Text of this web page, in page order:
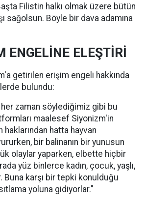
Filistin halkı olmak üzere bütün
sağolsun. Böyle bir dava adamına
ENGELİNE ELEŞTİRİ
getirilen erişim engeli hakkında
bulundu:
zaman söylediğimiz gibi bu
maalesef Siyonizm'in
hatta hayvan
bir balinanın bir yunusun
olaylar yaparken, elbette hiçbir
yüz binlerce kadın, çocuk, yaşlı,
Buna karşı bir tepki konulduğu
yoluna gidiyorlar."